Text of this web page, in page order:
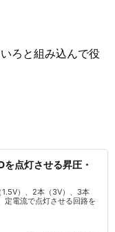
ろと組み込んで役
点灯させる昇圧・
）、2本（3V）、3本
定電流で点灯させる回路を